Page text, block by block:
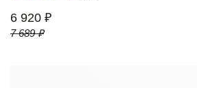
6 920 ₽
7 689 ₽